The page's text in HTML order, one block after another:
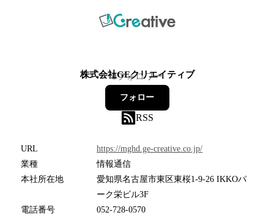
株式会社GEクリエイティブ
0フォロワー
フォロー
RSS
URL
https://mghd.ge-creative.co.jp/
業種
情報通信
本社所在地
愛知県名古屋市東区東桜1-9-26 IKKOパ
ーク栄ビル3F
電話番号
052-728-0570